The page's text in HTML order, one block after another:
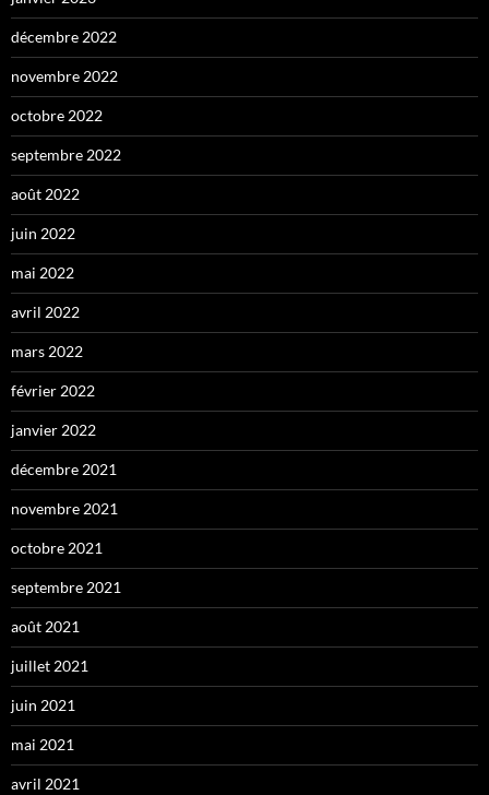
décembre 2022
novembre 2022
octobre 2022
septembre 2022
août 2022
juin 2022
mai 2022
avril 2022
mars 2022
février 2022
janvier 2022
décembre 2021
novembre 2021
octobre 2021
septembre 2021
août 2021
juillet 2021
juin 2021
mai 2021
avril 2021